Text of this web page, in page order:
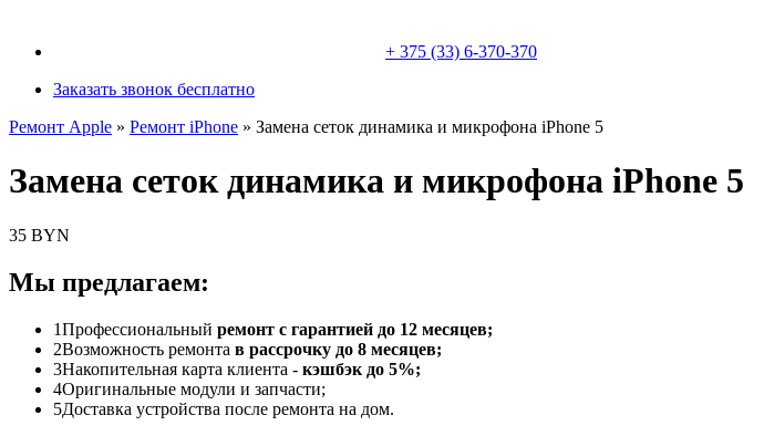
+ 375 (33) 6-370-370
Заказать звонок бесплатно
Ремонт Apple » Ремонт iPhone » Замена сеток динамика и микрофона iPhone 5
Замена сеток динамика и микрофона iPhone 5
35 BYN
Мы предлагаем:
1Профессиональный ремонт с гарантией до 12 месяцев;
2Возможность ремонта в рассрочку до 8 месяцев;
3Накопительная карта клиента - кэшбэк до 5%;
4Оригинальные модули и запчасти;
5Доставка устройства после ремонта на дом.